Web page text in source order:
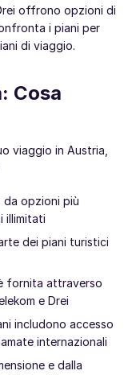
offrono opzioni di
i piani per
di viaggio.
Cosa
viaggio in Austria,
da opzioni più
illimitati
dei piani turistici
fornita attraverso
e Drei
includono accesso
internazionali
e dalla